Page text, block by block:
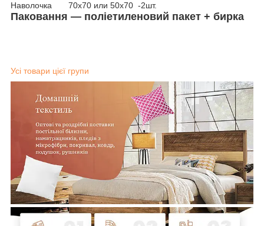
Наволочка 70х70 или 50х70 -2шт.
Паковання — поліетиленовий пакет + бирка
Усі товари цієї групи